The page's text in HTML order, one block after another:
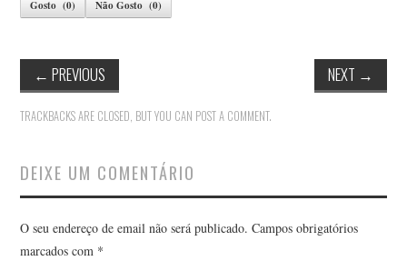
Gosto (0) Não Gosto (0)
← PREVIOUS NEXT →
TRACKBACKS ARE CLOSED, BUT YOU CAN POST A COMMENT.
DEIXE UM COMENTÁRIO
O seu endereço de email não será publicado. Campos obrigatórios
marcados com *